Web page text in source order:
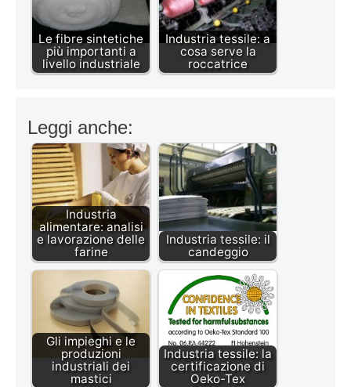
Le fibre sintetiche
più importanti a
livello industriale
Industria tessile: a
cosa serve la
roccatrice
Leggi anche:
Industria
alimentare: analisi
e lavorazione delle
farine
Industria tessile: il
candeggio
Gli impieghi e le
produzioni
industriali dei
mastici
Industria tessile: la
certificazione di
Oeko-Tex